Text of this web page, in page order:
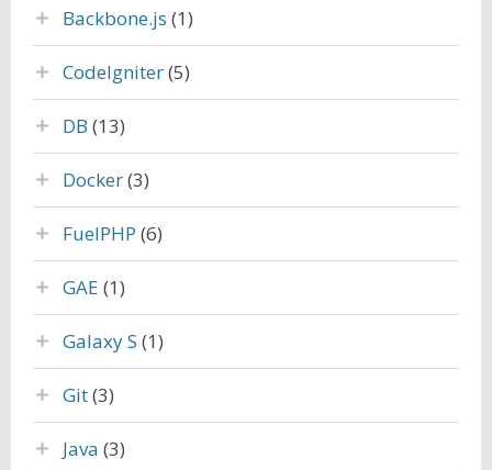
Backbone.js (1)
CodeIgniter(5)
DB (13)
Docker(3)
FuelPHP (6)
GAE (1)
Galaxy S (1)
Git(3)
Java (3)